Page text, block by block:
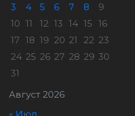
Август 2026
3
4 5 6 7 8
9
10 11 12 13 14 15 16
17 18 19 20 21 22 23
24 25 26 27 28 29 30
31